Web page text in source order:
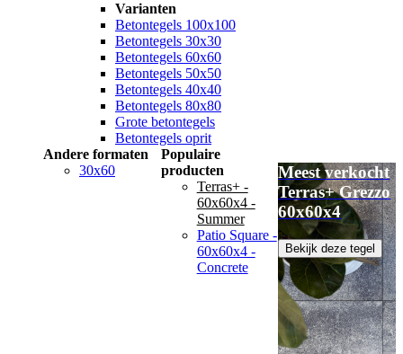
Varianten
Betontegels 100x100
Betontegels 30x30
Betontegels 60x60
Betontegels 50x50
Betontegels 40x40
Betontegels 80x80
Grote betontegels
Betontegels oprit
Andere formaten
30x60
Populaire
producten
Terras+ -
60x60x4 -
Summer
Patio Square -
60x60x4 -
Concrete
Meest verkocht
Terras+ Grezzo
60x60x4
Bekijk deze tegel